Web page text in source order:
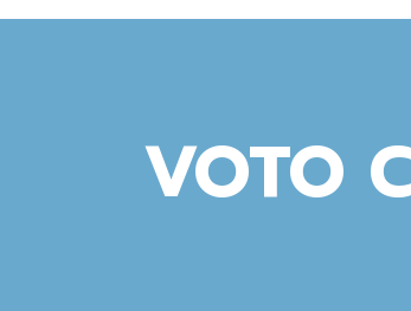
VOTO